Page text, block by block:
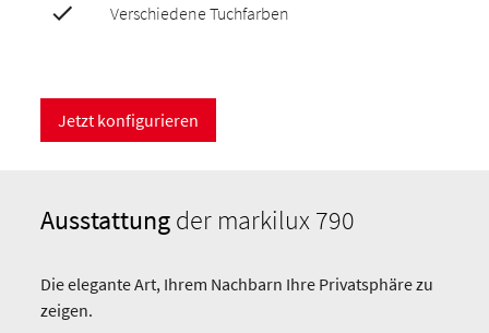
Verschiedene Tuchfarben
Jetzt konfigurieren
Ausstattungder markilux 790
Die elegante Art, Ihrem Nachbarn Ihre Privatsphäre zu
zeigen.